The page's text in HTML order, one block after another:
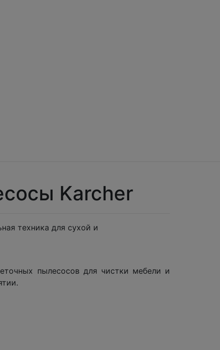
Karcher
техника для сухой и
пылесосов для чистки мебели и